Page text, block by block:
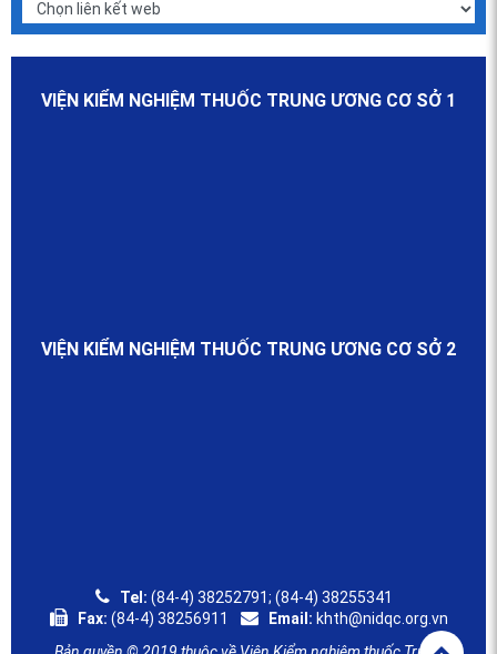
VIỆN KIỂM NGHIỆM THUỐC TRUNG ƯƠNG CƠ SỞ 1
VIỆN KIỂM NGHIỆM THUỐC TRUNG ƯƠNG CƠ SỞ 2
Tel: (84-4) 38252791; (84-4) 38255341
Fax: (84-4) 38256911 Email: khth@nidqc.org.vn